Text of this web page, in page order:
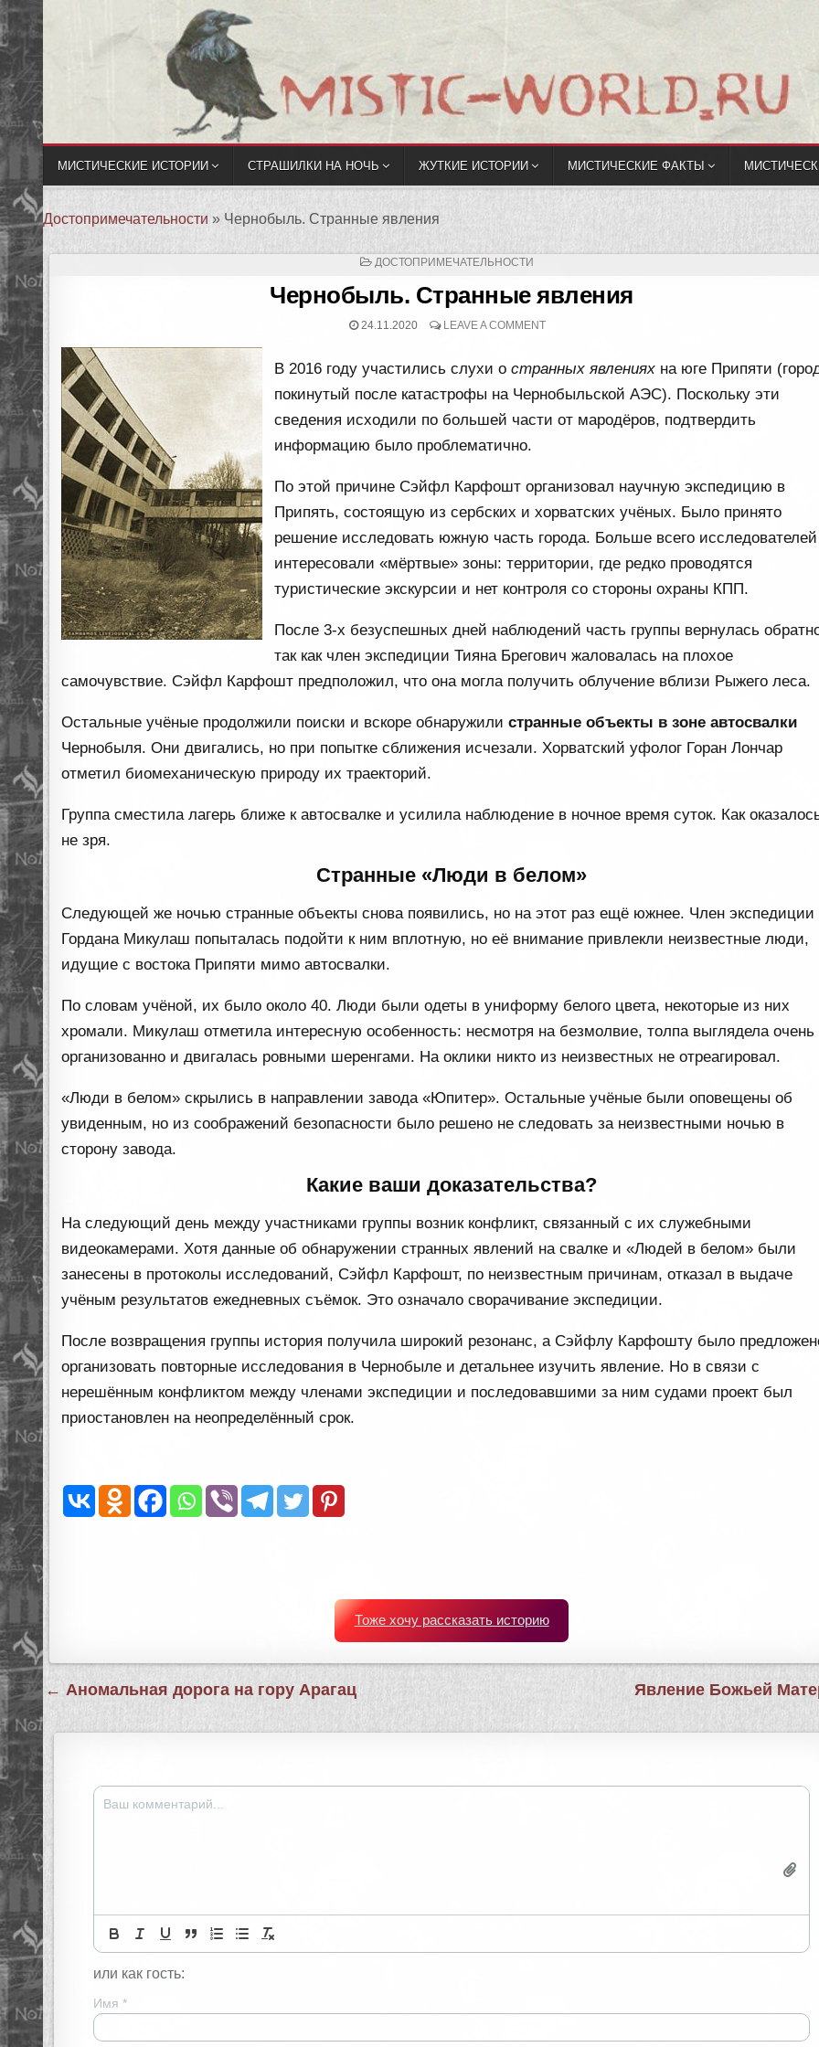
МИСТИЧЕСКИЕ ИСТОРИИ СТРАШИЛКИ НА НОЧЬ ЖУТКИЕ ИСТОРИИ МИСТИЧЕСКИЕ ФАКТЫ
Достопримечательности » Чернобыль. Странные явления
ОПУБЛИКОВАНО
ДОСТОПРИМЕЧАТЕЛЬНОСТИ
Чернобыль. Странные явления
24.11.2020 LEAVE A COMMENT
В 2016 году участились слухи остранных явлениях на юге Припяти
покинутый после катастрофы на Чернобыльской АЭС). Поскольку эти
сведения исходили по большей части от мародёров, подтвердить
информацию было проблематично.
По этой причине Сэйфл Карфошт организовал научную экспедицию в
Припять, состоящую из сербских и хорватских учёных. Было принято
решение исследовать южную часть города. Больше всего исследователей
интересовали «мёртвые» зоны: территории, где редко проводятся
туристические экскурсии и нет контроля со стороны охраны КПП.
После 3-х безуспешных дней наблюдений часть группы вернулась
так как член экспедиции Тияна Брегович жаловалась на плохое
самочувствие. Сэйфл Карфошт предположил, что она могла получить облучение вблизи Рыжего леса.
Остальные учёные продолжили поиски и вскоре обнаружилистранные объекты в зоне автосвалки
Чернобыля. Они двигались, но при попытке сближения исчезали. Хорватский уфолог Горан Лончар
отметил биомеханическую природу их траекторий.
Группа сместила лагерь ближе к автосвалке и усилила наблюдение в ночное время суток. Как
не зря.
Странные «Люди в белом»
Следующей же ночью странные объекты снова появились, но на этот раз ещё южнее. Член экспедиции
Гордана Микулаш попыталась подойти к ним вплотную, но её внимание привлекли неизвестные люди,
идущие с востока Припяти мимо автосвалки.
По словам учёной, их было около 40. Люди были одеты в униформу белого цвета, некоторые из них
хромали. Микулаш отметила интересную особенность: несмотря на безмолвие, толпа выглядела очень
организованно и двигалась ровными шеренгами. На оклики никто из неизвестных не отреагировал.
«Люди в белом» скрылись в направлении завода «Юпитер». Остальные учёные были оповещены об
увиденным, но из соображений безопасности было решено не следовать за неизвестными ночью в
сторону завода.
Какие ваши доказательства?
На следующий день между участниками группы возник конфликт, связанный с их служебными
видеокамерами. Хотя данные об обнаружении странных явлений на свалке и «Людей в белом» были
занесены в протоколы исследований, Сэйфл Карфошт, по неизвестным причинам, отказал в выдаче
учёным результатов ежедневных съёмок. Это означало сворачивание экспедиции.
После возвращения группы история получила широкий резонанс, а Сэйфлу Карфошту было
организовать повторные исследования в Чернобыле и детальнее изучить явление. Но в связи с
нерешённым конфликтом между членами экспедиции и последовавшими за ним судами проект был
приостановлен на неопределённый срок.
Тоже хочу рассказать историю
Навигация
по
записям
← Аномальная дорога на гору Арагац Явление Божьей
или как гость:
Имя *